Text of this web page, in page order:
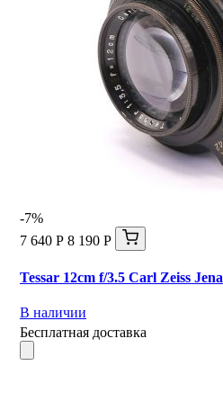
-7%
7 640 Р 8 190 Р
Tessar 12cm f/3.5 Carl Zeiss Jena
В наличии
Бесплатная доставка